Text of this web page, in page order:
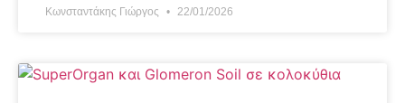
Κωνσταντάκης Γιώργος 22/01/2026